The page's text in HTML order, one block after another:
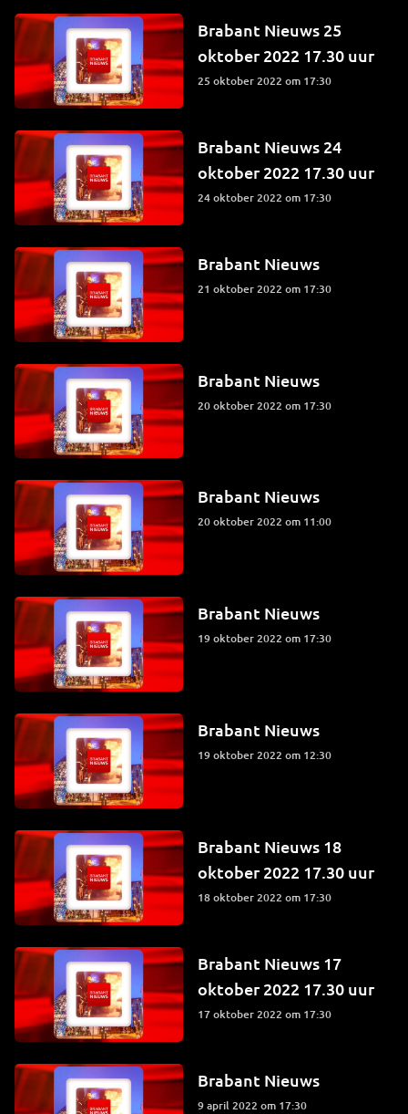
Brabant Nieuws 25
oktober 2022 17.30 uur
25 oktober 2022 om 17:30
Brabant Nieuws 24
oktober 2022 17.30 uur
24 oktober 2022 om 17:30
Brabant Nieuws
21 oktober 2022 om 17:30
Brabant Nieuws
20 oktober 2022 om 17:30
Brabant Nieuws
20 oktober 2022 om 11:00
Brabant Nieuws
19 oktober 2022 om 17:30
Brabant Nieuws
19 oktober 2022 om 12:30
Brabant Nieuws 18
oktober 2022 17.30 uur
18 oktober 2022 om 17:30
Brabant Nieuws 17
oktober 2022 17.30 uur
17 oktober 2022 om 17:30
Brabant Nieuws
9 april 2022 om 17:30